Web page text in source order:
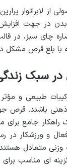
از لابراتوار
در جهت
چای سبز، در
با بلع قرص
سبک
طبیعی و
باشند. قرص
راهکار جامع
و ورزشکار در
وزنی متعادل
ای مناسب برای